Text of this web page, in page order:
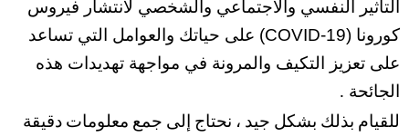
التأثير النفسي والاجتماعي والشخصي لانتشار فيروس
كورونا (COVID-19) على حياتك والعوامل التي تساعد
على تعزيز التكيف والمرونة في مواجهة تهديدات هذه
الجائحة .
للقيام بذلك بشكل جيد ، نحتاج إلى جمع معلومات دقيقة